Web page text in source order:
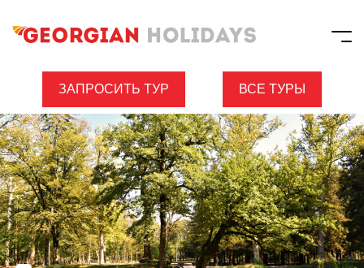
ЗАПРОСИТЬ ТУР ВСЕ ТУРЫ